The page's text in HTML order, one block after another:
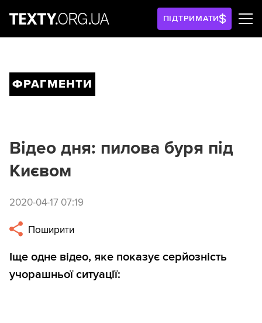
ПІДТРИМАТИ
ФРАГМЕНТИ
Відео дня: пилова буря під
Києвом
2020-04-17 07:19
Поширити
Іще одне відео, яке показує серйозність
учорашньої ситуації: